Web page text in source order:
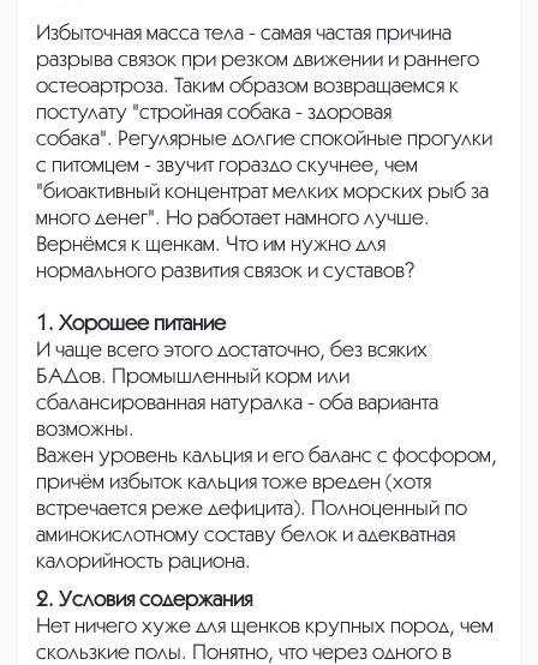
Избыточная масса тела - самая частая причина
разрыва связок при резком движении и раннего
остеоартроза. Таким образом возвращаемся к
постулату "стройная собака - здоровая
собака". Регулярные долгие спокойные прогулки
с питомцем - звучит гораздо скучнее, чем
"биоактивный концентрат мелких морских рыб за
много денег". Но работает намного лучше.
Вернёмся к щенкам. Что им нужно для
нормального развития связок и суставов?
1. Хорошее питание
И чаще всего этого достаточно, без всяких
БАДов. Промышленный корм или
сбалансированная натуралка - оба варианта
возможны.
Важен уровень кальция и его баланс с фосфором,
причём избыток кальция тоже вреден (хотя
встречается реже дефицита). Полноценный по
аминокислотному составу белок и адекватная
калорийность рациона.
2. Условия содержания
Нет ничего хуже для щенков крупных пород, чем
скользкие полы. Понятно, что через одного в